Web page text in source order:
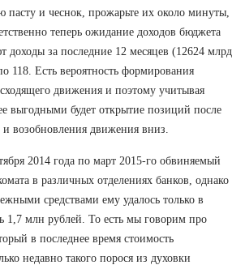
пасту и чеснок, прожарьте их около минуты,
теперь ожидание доходов бюджета
доходы за последние 12 месяцев (12624 млрд
118. Есть вероятность формирования
движения и поэтому учитывая
выгодными будет открытие позиций после
возобновления движения вниз.
2014 года по март 2015-го обвиняемый
в различных отделениях банков, однако
средствами ему удалось только в
1,7 млн рублей. То есть мы говорим про
в последнее время стоимость
недавно такого порося из духовки